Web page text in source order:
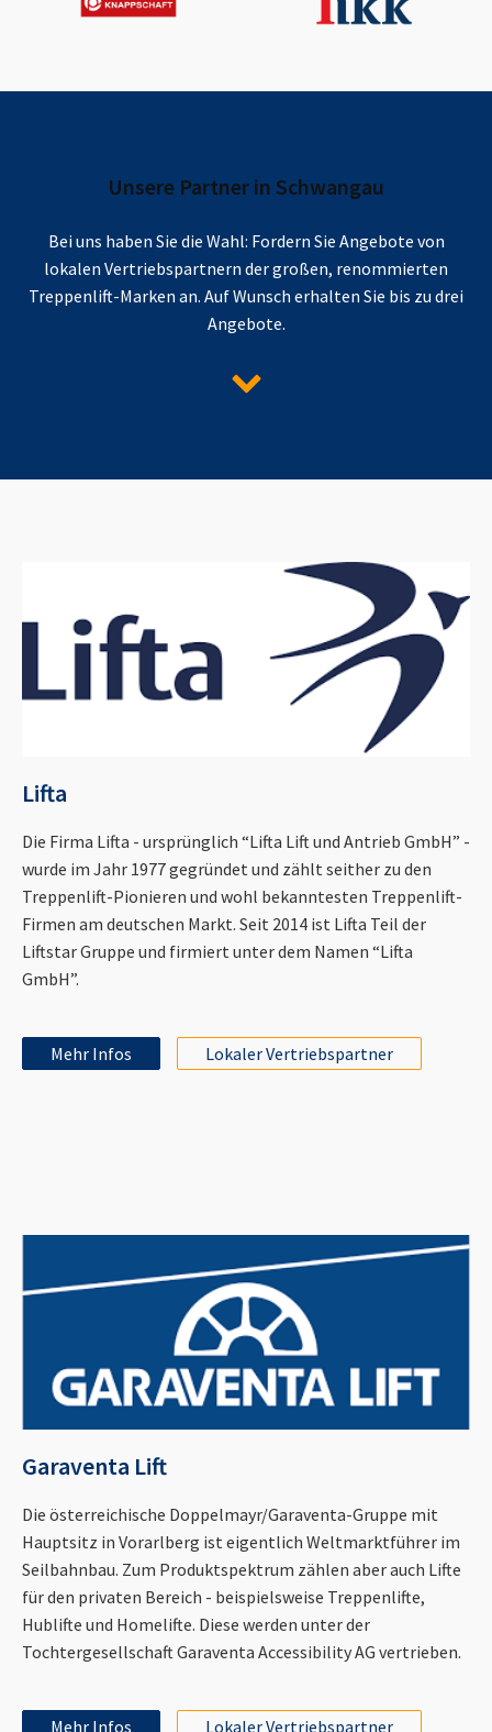
Unsere Partner in Schwangau
Bei uns haben Sie die Wahl: Fordern Sie Angebote von
lokalen Vertriebspartnern der großen, renommierten
Treppenlift-Marken an. Auf Wunsch erhalten Sie bis zu drei
Angebote.
Lifta
Die Firma Lifta - ursprünglich “Lifta Lift und Antrieb GmbH” -
wurde im Jahr 1977 gegründet und zählt seither zu den
Treppenlift-Pionieren und wohl bekanntesten Treppenlift-
Firmen am deutschen Markt. Seit 2014 ist Lifta Teil der
Liftstar Gruppe und firmiert unter dem Namen “Lifta
GmbH”.
Mehr Infos Lokaler Vertriebspartner
Garaventa Lift
Die österreichische Doppelmayr/Garaventa-Gruppe mit
Hauptsitz in Vorarlberg ist eigentlich Weltmarktführer im
Seilbahnbau. Zum Produktspektrum zählen aber auch Lifte
für den privaten Bereich - beispielsweise Treppenlifte,
Hublifte und Homelifte. Diese werden unter der
Tochtergesellschaft Garaventa Accessibility AG vertrieben.
Mehr Infos Lokaler Vertriebspartner